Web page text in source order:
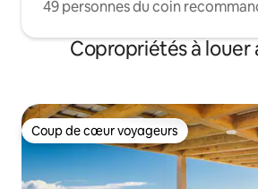
49 personnes du coin
Copropriétés à louer
Coup de cœur voyageurs
Coup de cœur voyageurs